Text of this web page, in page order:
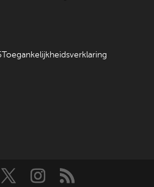
Toegankelijkheidsverklaring